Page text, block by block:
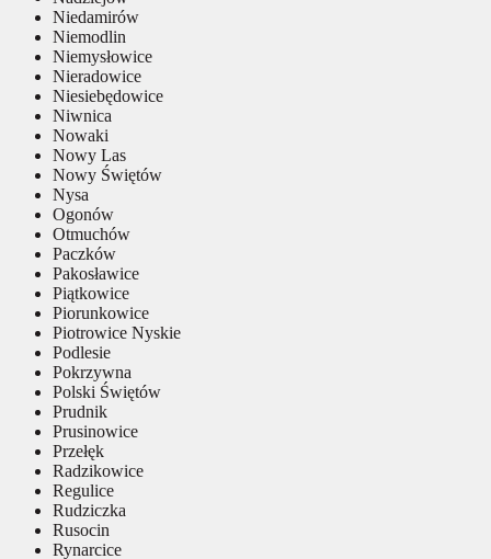
Niedamirów
Niemodlin
Niemysłowice
Nieradowice
Niesiebędowice
Niwnica
Nowaki
Nowy Las
Nowy Świętów
Nysa
Ogonów
Otmuchów
Paczków
Pakosławice
Piątkowice
Piorunkowice
Piotrowice Nyskie
Podlesie
Pokrzywna
Polski Świętów
Prudnik
Prusinowice
Przełęk
Radzikowice
Regulice
Rudziczka
Rusocin
Rynarcice